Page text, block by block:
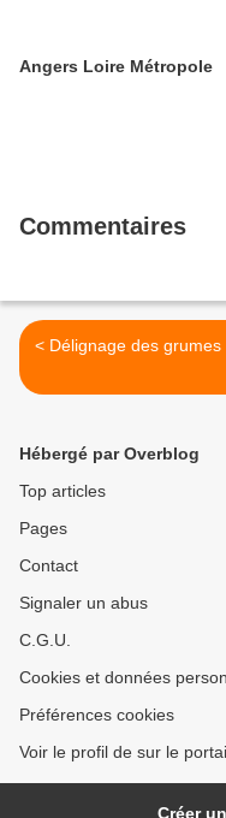
Angers Loire Métropole
Commentaires
< Délignage des grumes
Hébergé par Overblog
Top articles
Pages
Contact
Signaler un abus
C.G.U.
Cookies et données
Préférences cookies
Voir le profil de sur le
Créer